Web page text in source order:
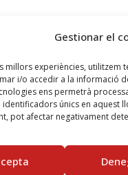
Gestionar el
millors experiències, utilitzem
i/o accedir a la informació
ens permetrà
identificadors únics en aquest
pot afectar negativament